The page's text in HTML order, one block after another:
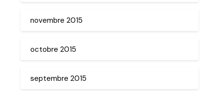
novembre 2015
octobre 2015
septembre 2015